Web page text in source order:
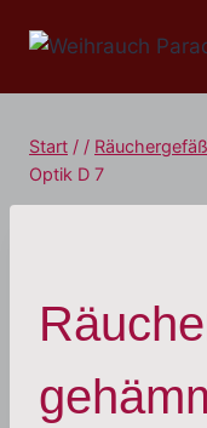
Inhalt
Start / /
Optik D 7